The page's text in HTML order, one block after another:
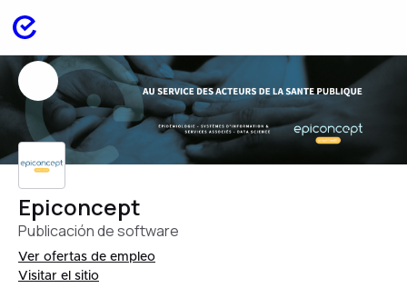
Epiconcept
Publicación de software
Ver ofertas de empleo
Visitar el sitio